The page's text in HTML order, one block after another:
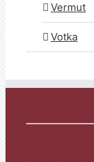
Vermut
Votka